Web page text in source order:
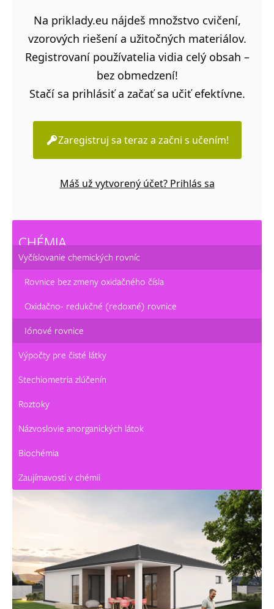
Na priklady.eu nájdeš množstvo cvičení,
vzorových riešení a užitočných materiálov.
Registrovaní používatelia vidia celý obsah –
bez obmedzení!
Stačí sa prihlásiť a začať sa učiť efektívne.
Zaregistruj sa teraz a začni s učením!
Máš už vytvorený účet? Prihlás sa
CHÉMIA
Vyčíslovanie chemických rovníc
Rovnice bez zmeny oxidačného čísla
Oxidačno- redukčné (redoxné) rovnice
Iónové rovnice
Výpočty pre čisté látky
Stechiometria zlúčenín
Roztoky
Názvoslovie anorganických látok
Biochémia
Zaujímavosti v chémii